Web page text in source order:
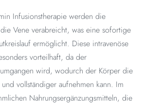
Infusionstherapie werden die
Vene verabreicht, was eine sofortige
ermöglicht. Diese intravenöse
vorteilhaft, da der
wird, wodurch der Körper die
vollständiger aufnehmen kann. Im
Nahrungsergänzungsmitteln, die